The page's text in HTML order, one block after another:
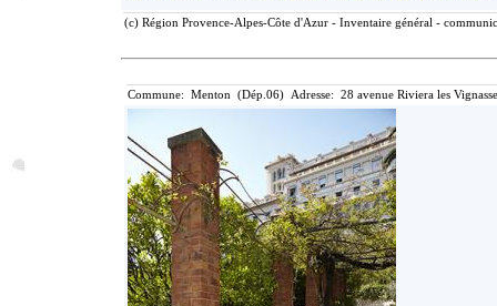
(c) Région Provence-Alpes-Côte d'Azur - Inventaire général -
Commune: Menton (Dép.06) Adresse: 28 avenue Riviera les